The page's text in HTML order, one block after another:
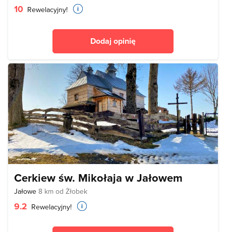
10 Rewelacyjny!
Dodaj opinię
Cerkiew św. Mikołaja w Jałowem
Jałowe 8 km od Żłobek
9.2 Rewelacyjny!